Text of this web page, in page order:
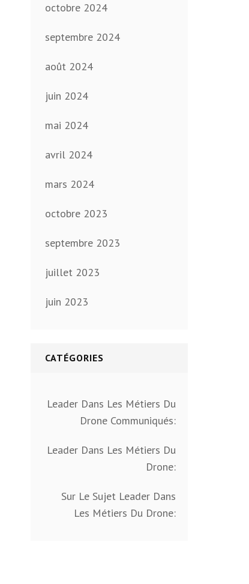
octobre 2024
septembre 2024
août 2024
juin 2024
mai 2024
avril 2024
mars 2024
octobre 2023
septembre 2023
juillet 2023
juin 2023
CATÉGORIES
Leader Dans Les Métiers Du
Drone Communiqués:
Leader Dans Les Métiers Du
Drone:
Sur Le Sujet Leader Dans
Les Métiers Du Drone: